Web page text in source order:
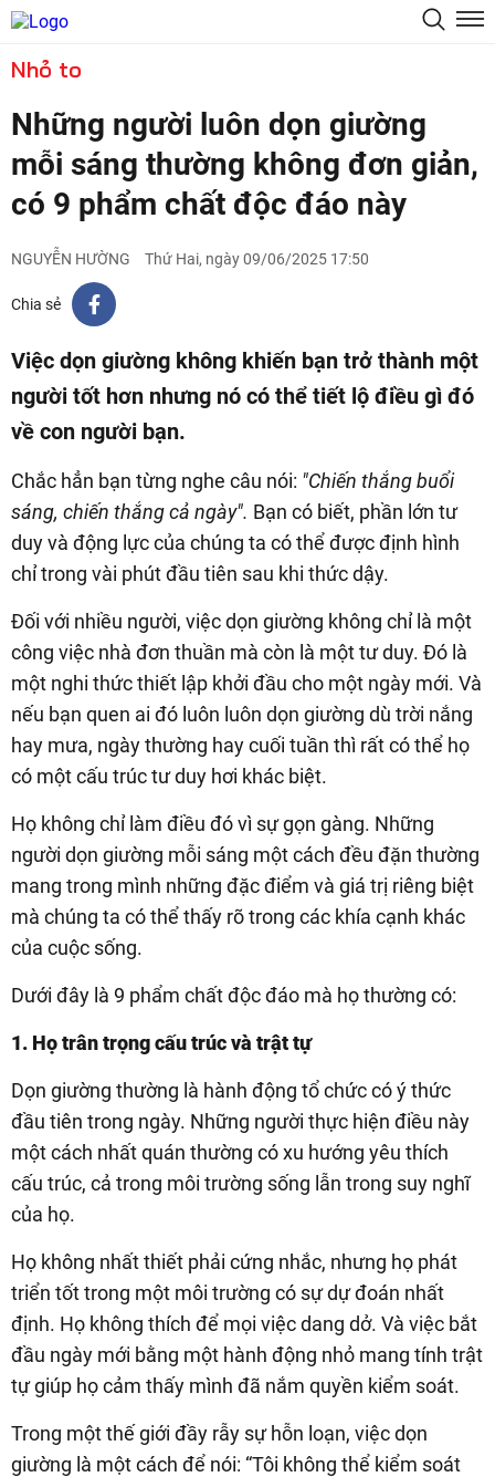
Nhỏ to
Những người luôn dọn giường
mỗi sáng thường không đơn giản,
có 9 phẩm chất độc đáo này
NGUYỄN HƯỜNG Thứ Hai, ngày 09/06/2025 17:50
Chia sẻ
Việc dọn giường không khiến bạn trở thành một
người tốt hơn nhưng nó có thể tiết lộ điều gì đó
về con người bạn.
Chắc hẳn bạn từng nghe câu nói: "Chiến thắng buổi
sáng, chiến thắng cả ngày". Bạn có biết, phần lớn tư
duy và động lực của chúng ta có thể được định hình
chỉ trong vài phút đầu tiên sau khi thức dậy.
Đối với nhiều người, việc dọn giường không chỉ là một
công việc nhà đơn thuần mà còn là một tư duy. Đó là
một nghi thức thiết lập khởi đầu cho một ngày mới. Và
nếu bạn quen ai đó luôn luôn dọn giường dù trời nắng
hay mưa, ngày thường hay cuối tuần thì rất có thể họ
có một cấu trúc tư duy hơi khác biệt.
Họ không chỉ làm điều đó vì sự gọn gàng. Những
người dọn giường mỗi sáng một cách đều đặn thường
mang trong mình những đặc điểm và giá trị riêng biệt
mà chúng ta có thể thấy rõ trong các khía cạnh khác
của cuộc sống.
Dưới đây là 9 phẩm chất độc đáo mà họ thường có:
1. Họ trân trọng cấu trúc và trật tự
Dọn giường thường là hành động tổ chức có ý thức
đầu tiên trong ngày. Những người thực hiện điều này
một cách nhất quán thường có xu hướng yêu thích
cấu trúc, cả trong môi trường sống lẫn trong suy nghĩ
của họ.
Họ không nhất thiết phải cứng nhắc, nhưng họ phát
triển tốt trong một môi trường có sự dự đoán nhất
định. Họ không thích để mọi việc dang dở. Và việc bắt
đầu ngày mới bằng một hành động nhỏ mang tính trật
tự giúp họ cảm thấy mình đã nắm quyền kiểm soát.
Trong một thế giới đầy rẫy sự hỗn loạn, việc dọn
giường là một cách để nói: “Tôi không thể kiểm soát